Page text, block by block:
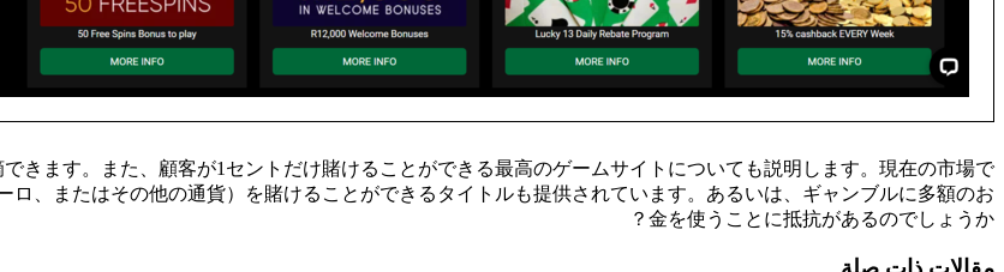
きます。また、顧客が1セントだけ賭けることができる最高のゲームサイトについても説明します。現在の市場で
ロ、またはその他の通貨）を賭けることができるタイトルも提供されています。あるいは、ギャンブルに多額のお
金を使うことに抵抗があるのでしょうか？